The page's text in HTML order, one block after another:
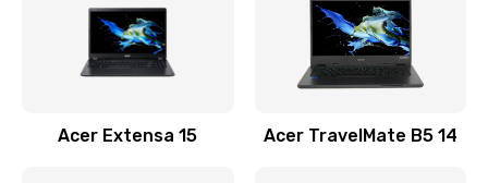
Замена видеочипа
Заказать
Acer Extensa 15 Acer TravelMate B5 14